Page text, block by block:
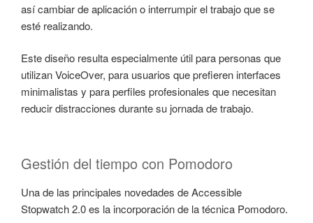
así cambiar de aplicación o interrumpir el trabajo que se
esté realizando.
Este diseño resulta especialmente útil para personas que
utilizan VoiceOver, para usuarios que prefieren interfaces
minimalistas y para perfiles profesionales que necesitan
reducir distracciones durante su jornada de trabajo.
Gestión del tiempo con Pomodoro
Una de las principales novedades de Accessible
Stopwatch 2.0 es la incorporación de la técnica Pomodoro.